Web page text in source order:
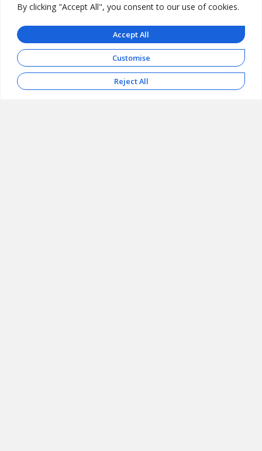
By clicking "Accept All", you consent to our use of cookies.
Customise
Reject All
Accept All
Η ΕΕΨΨΟ διοργανώνει εισαγωγικό
σεμινάριο για την ψυχαναλυτική θεωρία
των ομάδων που απευθύνεται σε
ψυχιάτρους, ψυχολόγους, κοινωνικούς
λειτουργούς, νοσηλευτές που επιθυμούν
να έχουν μία πρώτη